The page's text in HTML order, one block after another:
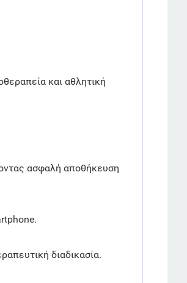
και αθλητική
ασφαλή αποθήκευση
διαδικασία.